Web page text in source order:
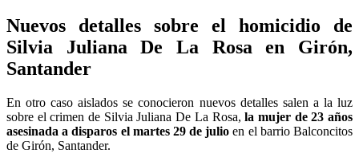
Nuevos detalles sobre el homicidio de
Silvia Juliana De La Rosa en Girón,
Santander
En otro caso aislados se conocieron nuevos detalles salen a la luz
sobre el crimen de Silvia Juliana De La Rosa, la mujer de 23 años
asesinada a disparos el martes 29 de julioen el barrio Balconcitos
de Girón, Santander.